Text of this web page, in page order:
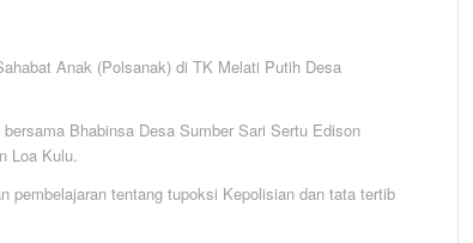
Anak (Polsanak) di TK Melati Putih Desa
Bhabinsa Desa Sumber Sari Sertu Edison
Loa Kulu.
pembelajaran tentang tupoksi Kepolisian dan tata tertib